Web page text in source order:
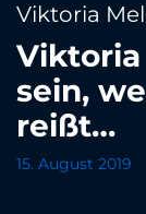
Viktoria
sein,
reißt…
15. August 2019